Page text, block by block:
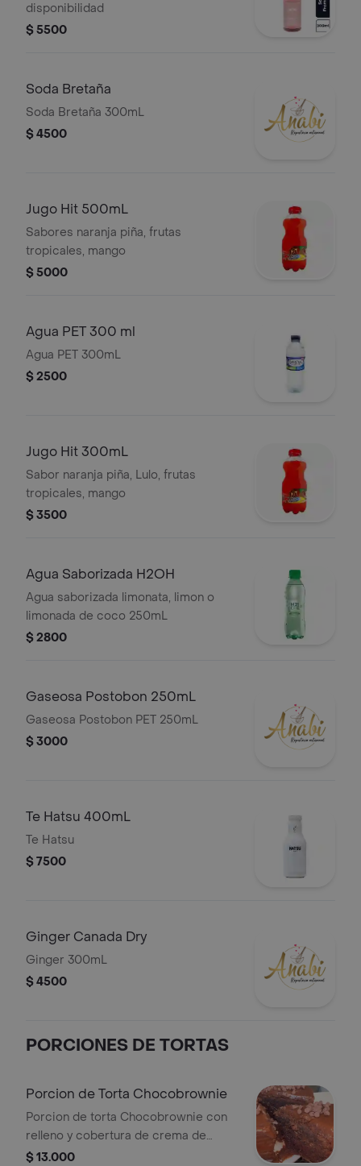
disponibilidad
$ 5500
Soda Bretaña
Soda Bretaña 300mL
$ 4500
Jugo Hit 500mL
Sabores naranja piña, frutas
tropicales, mango
$ 5000
Agua PET 300 ml
Agua PET 300mL
$ 2500
Jugo Hit 300mL
Sabor naranja piña, Lulo, frutas
tropicales, mango
$ 3500
Agua Saborizada H2OH
Agua saborizada limonata, limon o
limonada de coco 250mL
$ 2800
Gaseosa Postobon 250mL
Gaseosa Postobon PET 250mL
$ 3000
Te Hatsu 400mL
Te Hatsu
$ 7500
Ginger Canada Dry
Ginger 300mL
$ 4500
PORCIONES DE TORTAS
Porcion de Torta Chocobrownie
Porcion de torta Chocobrownie con
relleno y cobertura de crema de
chocolate.
$ 13.000